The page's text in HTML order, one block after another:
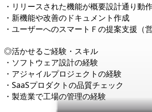
・リリースされた機能が概要設計通り動
・新機能や改善のドキュメント作成
・ユーザーへのスマートＦの提案支援（営
◎活かせるご経験・スキル
・ソフトウェア設計の経験
・アジャイルプロジェクトの経験
・SaaSプロダクトの品質チェック
・製造業で工場の管理の経験